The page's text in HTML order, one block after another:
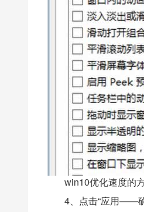
win10优化速度的
4、点击“应用——确